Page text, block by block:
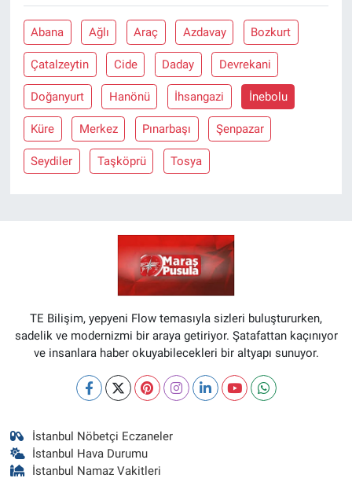
Abana Ağlı Araç Azdavay Bozkurt
Çatalzeytin Cide Daday Devrekani
Doğanyurt Hanönü İhsangazi İnebolu
Küre Merkez Pınarbaşı Şenpazar
Seydiler Taşköprü Tosya
TE Bilişim, yepyeni Flow temasıyla sizleri buluştururken,
sadelik ve modernizmi bir araya getiriyor. Şatafattan kaçınıyor
ve insanlara haber okuyabilecekleri bir altyapı sunuyor.
İstanbul Nöbetçi Eczaneler
İstanbul Hava Durumu
İstanbul Namaz Vakitleri